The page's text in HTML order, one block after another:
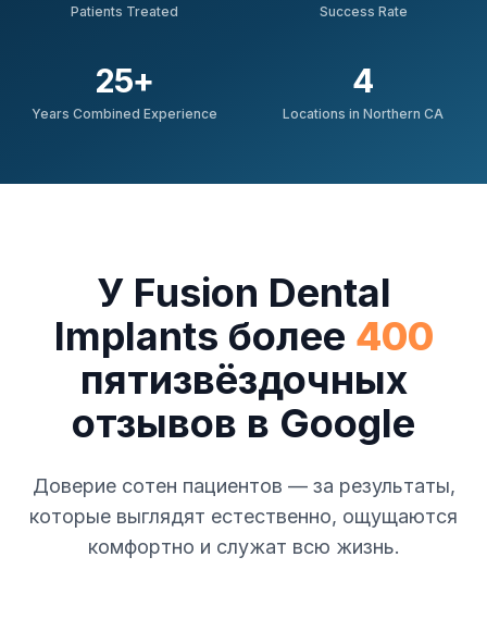
Patients Treated Success Rate
25+
Years Combined Experience
4
Locations in Northern CA
У Fusion Dental
Implants более 400
пятизвёздочных
отзывов в Google
Доверие сотен пациентов — за результаты,
которые выглядят естественно, ощущаются
комфортно и служат всю жизнь.